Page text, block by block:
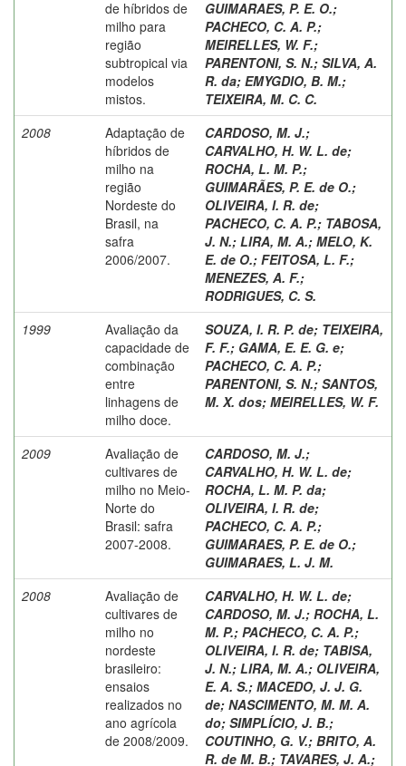
de híbridos de
milho para
região
subtropical via
modelos
mistos.
GUIMARAES, P. E. O.;
PACHECO, C. A. P.;
MEIRELLES, W. F.;
PARENTONI, S. N.; SILVA, A.
R. da; EMYGDIO, B. M.;
TEIXEIRA, M. C. C.
2008
Adaptação de
híbridos de
milho na
região
Nordeste do
Brasil, na
safra
2006/2007.
CARDOSO, M. J.;
CARVALHO, H. W. L. de;
ROCHA, L. M. P.;
GUIMARÃES, P. E. de O.;
OLIVEIRA, I. R. de;
PACHECO, C. A. P.; TABOSA,
J. N.; LIRA, M. A.; MELO, K.
E. de O.; FEITOSA, L. F.;
MENEZES, A. F.;
RODRIGUES, C. S.
1999
Avaliação da
capacidade de
combinação
entre
linhagens de
milho doce.
SOUZA, I. R. P. de; TEIXEIRA,
F. F.; GAMA, E. E. G. e;
PACHECO, C. A. P.;
PARENTONI, S. N.; SANTOS,
M. X. dos; MEIRELLES, W. F.
2009
Avaliação de
cultivares de
milho no Meio-
Norte do
Brasil: safra
2007-2008.
CARDOSO, M. J.;
CARVALHO, H. W. L. de;
ROCHA, L. M. P. da;
OLIVEIRA, I. R. de;
PACHECO, C. A. P.;
GUIMARAES, P. E. de O.;
GUIMARAES, L. J. M.
2008
Avaliação de
cultivares de
milho no
nordeste
brasileiro:
ensaios
realizados no
ano agrícola
de 2008/2009.
CARVALHO, H. W. L. de;
CARDOSO, M. J.; ROCHA, L.
M. P.; PACHECO, C. A. P.;
OLIVEIRA, I. R. de; TABISA,
J. N.; LIRA, M. A.; OLIVEIRA,
E. A. S.; MACEDO, J. J. G.
de; NASCIMENTO, M. M. A.
do; SIMPLÍCIO, J. B.;
COUTINHO, G. V.; BRITO, A.
R. de M. B.; TAVARES, J. A.;